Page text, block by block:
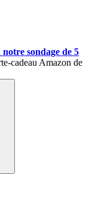
notre sondage de 5
cadeau Amazon de